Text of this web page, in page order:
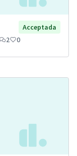
Acceptada
2 0